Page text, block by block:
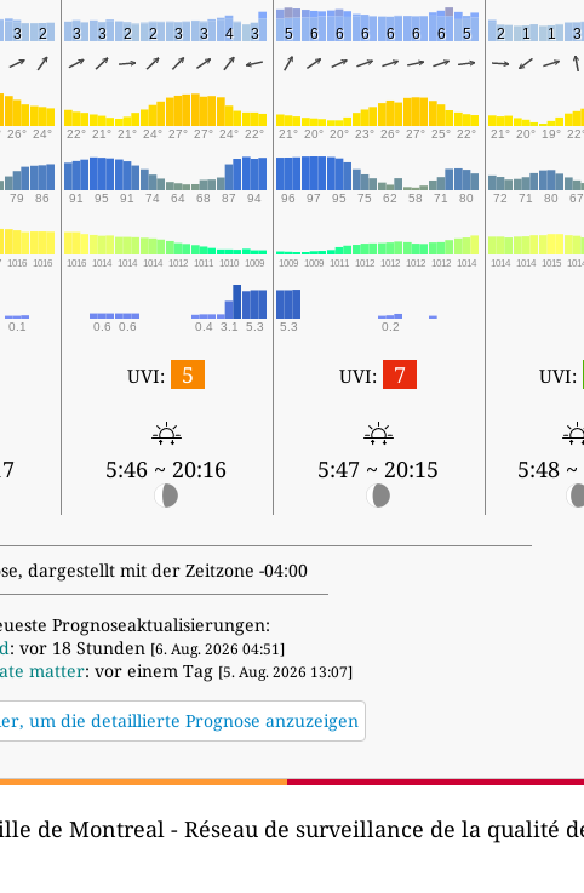
3 2 3 3 2 2 3 3 4 3 5 6 6 6 6 6 6 5 2 1 1 3
26° 24° 22° 21° 21° 24° 27° 27° 24° 22° 21° 20° 20° 23° 26° 27° 25° 22° 21° 20° 19°
79 86 91 95 91 74 64 68 87 94 96 97 95 75 62 58 71 80 72 71 80 67
1016 1016 1016 1014 1014 1014 1012 1011 1010 1009 1009 1009 1011 1012 1012 1012 1012 1014 1014 1014 1015
0.1 0.6 0.6 0.4 3.1 5.3 5.3 0.2
UVI: 5
5:46 ~ 20:16
UVI: 7
5:47 ~ 20:15
UVI:
5:48
dargestellt mit der Zeitzone -04:00
Prognoseaktualisierungen:
: vor 18 Stunden [6. Aug. 2026 04:51]
matter: vor einem Tag [5. Aug. 2026 13:07]
um die detaillierte Prognose anzuzeigen
de Montreal - Réseau de surveillance de la qualité